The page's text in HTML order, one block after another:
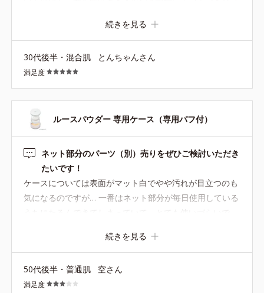
良い加減でつくので、ナチュラルに仕上がります。持ち運
びもできてとても重宝してます。
続きを見る
30代後半・混合肌 とんちゃんさん
満足度
ルースパウダー 専用ケース（専用パフ付）
ネット部分のパーツ（別）売りをぜひご検討いただき
たいです！
ケースについては表面がマット白でやや汚れが目立つのも
気になるのですが… 一番はネット部分が毎日使用している
えるのはお財布にも負担が大きくて。 パウダー交換の時に
外せる仕様のネット部分だけ別売りをしていただけると他
の方の口コミ同様助かります。 エコ活動の一環としてもぜ
ひお願いしたいです。 べたつく肌もサラサラになり、アイ
続きを見る
50代後半・普通肌 空さん
満足度